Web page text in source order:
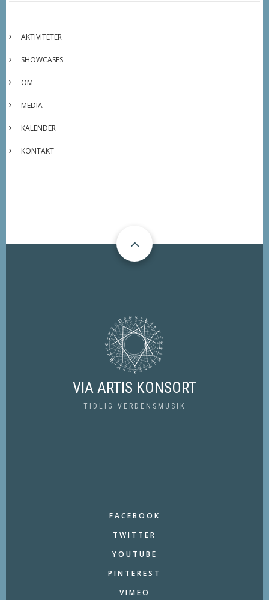
AKTIVITETER
SHOWCASES
OM
MEDIA
KALENDER
KONTAKT
VIA ARTIS KONSORT
TIDLIG VERDENSMUSIK
FACEBOOK
TWITTER
YOUTUBE
PINTEREST
VIMEO